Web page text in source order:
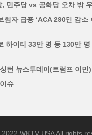
, 민주당 vs 공화당 오차 밖
험자 급증 ‘ACA 290만 감소
하이티 33만 명 등 130만 명
턴 뉴스투데이(트럼프 이민)
슈
WKTV USA All rights